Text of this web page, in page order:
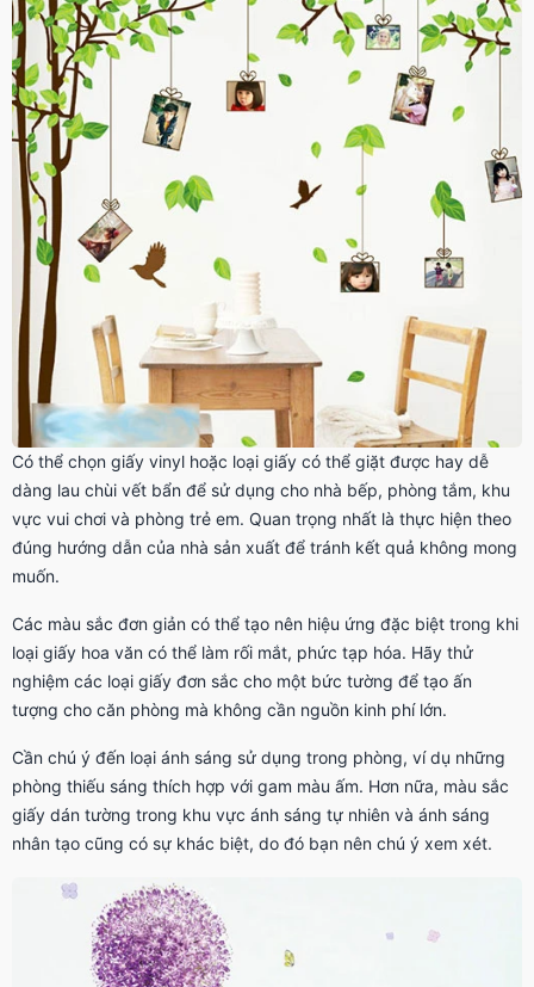
Có thể chọn giấy vinyl hoặc loại giấy có thể giặt được hay dễ
dàng lau chùi vết bẩn để sử dụng cho nhà bếp, phòng tắm, khu
vực vui chơi và phòng trẻ em. Quan trọng nhất là thực hiện theo
đúng hướng dẫn của nhà sản xuất để tránh kết quả không mong
muốn.
Các màu sắc đơn giản có thể tạo nên hiệu ứng đặc biệt trong khi
loại giấy hoa văn có thể làm rối mắt, phức tạp hóa. Hãy thử
nghiệm các loại giấy đơn sắc cho một bức tường để tạo ấn
tượng cho căn phòng mà không cần nguồn kinh phí lớn.
Cần chú ý đến loại ánh sáng sử dụng trong phòng, ví dụ những
phòng thiếu sáng thích hợp với gam màu ấm. Hơn nữa, màu sắc
giấy dán tường trong khu vực ánh sáng tự nhiên và ánh sáng
nhân tạo cũng có sự khác biệt, do đó bạn nên chú ý xem xét.